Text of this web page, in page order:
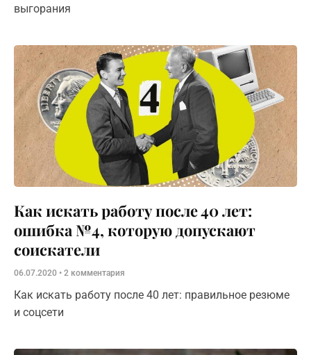
выгорания
Как искать работу после 40 лет:
ошибка №4, которую допускают
соискатели
06.07.2020 2 комментария
Как искать работу после 40 лет: правильное резюме
и соцсети